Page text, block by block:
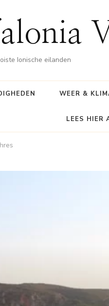
Ionische eilanden
WEER &
LEES HIER